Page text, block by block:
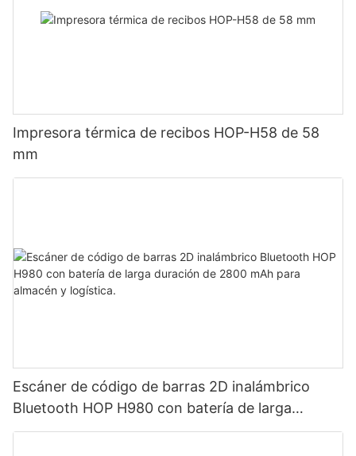
Impresora térmica de recibos HOP-H58 de 58
mm
Escáner de código de barras 2D inalámbrico
Bluetooth HOP H980 con batería de larga
duración de 2800 mAh para almacén y logística.